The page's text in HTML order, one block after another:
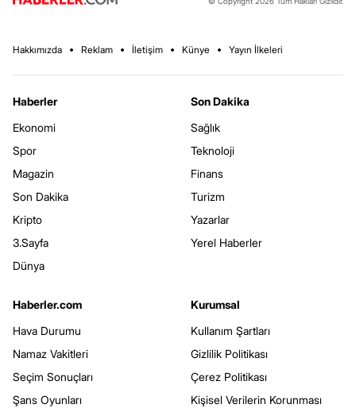
Hakkımızda Reklam İletişim Künye Yayın İlkeleri
Haberler
Ekonomi
Spor
Magazin
Son Dakika
Kripto
3.Sayfa
Dünya
Son Dakika
Sağlık
Teknoloji
Finans
Turizm
Yazarlar
Yerel Haberler
Haberler.com
Hava Durumu
Namaz Vakitleri
Seçim Sonuçları
Şans Oyunları
Kurumsal
Kullanım Şartları
Gizlilik Politikası
Çerez Politikası
Kişisel Verilerin Korunması